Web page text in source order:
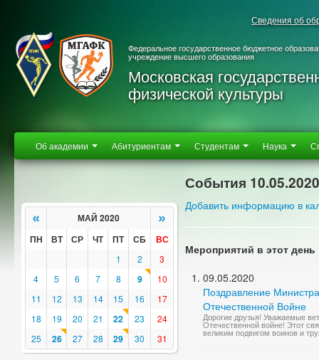
Сведения об
Федеральное государственное бюджетное
учреждение высшего образования
Московская
физической культуры
Об академии Абитуриентам Студентам Наука
« МАЙ 2020 »
ПН ВТ СР ЧТ ПТ СБ ВС
1 2
3
4
5 6 7 8 9
10
11
12 13 14 15 16
17
18
19 20 21 22 23
24
25
26 27 28 29 30 31
События 10.05.2020
Добавить информацию в
Мероприятий в этот день
09.05.2020
Поздравление
Отечественной Войне
Дорогие друзья! Уважаемые
Отечественной войне! Этот
великим подвигом воинов и